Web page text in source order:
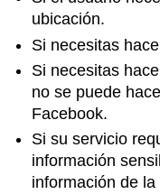
ubicación.
Si necesitas
Si necesitas
no se puede
Facebook.
Si su servicio
información
información de